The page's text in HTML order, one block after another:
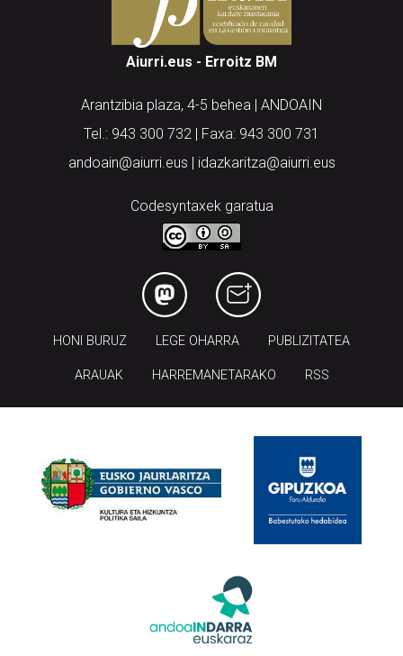
Aiurri.eus - Erroitz BM
Arantzibia plaza, 4-5 behea | ANDOAIN
Tel.: 943 300 732 | Faxa: 943 300 731
andoain@aiurri.eus | idazkaritza@aiurri.eus
Codesyntaxek garatua
HONI BURUZ LEGE OHARRA PUBLIZITATEA
ARAUAK HARREMANETARAKO RSS